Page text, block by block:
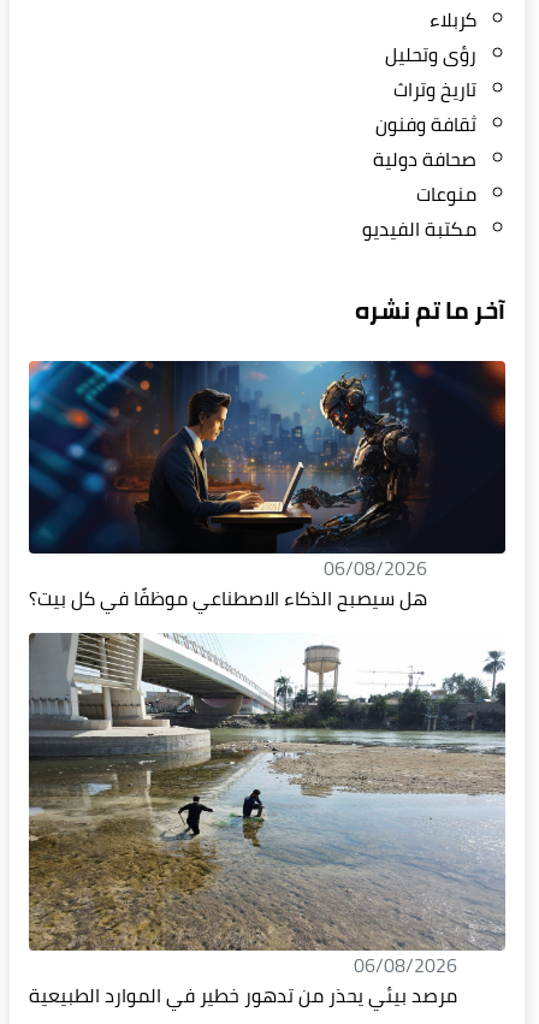
كربلاء
رؤى وتحليل
تاريخ وتراث
ثقافة وفنون
صحافة دولية
منوعات
مكتبة الفيديو
آخر ما تم نشره
06/08/2026
هل سيصبح الذكاء الاصطناعي موظفًا في كل بيت؟
06/08/2026
مرصد بيئي يحذر من تدهور خطير في الموارد الطبيعية